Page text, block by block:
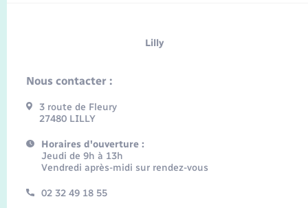
Lilly
Nous contacter :
3 route de Fleury
27480 LILLY
Horaires d'ouverture :
Jeudi de 9h à 13h
Vendredi après-midi sur rendez-vous
02 32 49 18 55